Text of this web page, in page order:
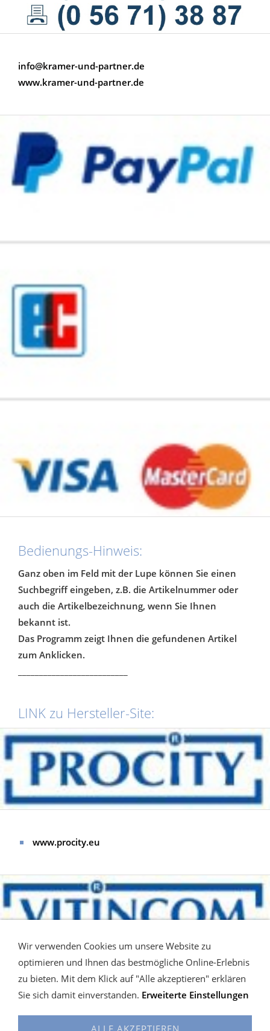
info@kramer-und-partner.de
www.kramer-und-partner.de
Bedienungs-Hinweis:
Ganz oben im Feld mit der Lupe können Sie einen
Suchbegriff eingeben, z.B. die Artikelnummer oder
auch die Artikelbezeichnung, wenn Sie Ihnen
bekannt ist.
Das Programm zeigt Ihnen die gefundenen Artikel
zum Anklicken.
LINK zu Hersteller-Site:
www.procity.eu
Wir verwenden Cookies um unsere Website zu
optimieren und Ihnen das bestmögliche Online-Erlebnis
zu bieten. Mit dem Klick auf "Alle akzeptieren" erklären
Sie sich damit einverstanden. Erweiterte Einstellungen
ALLE AKZEPTIEREN